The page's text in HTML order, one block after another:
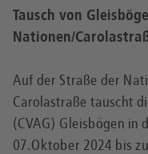
Tausch von
Nationen/
Auf der Straße der
Carolastraße tauscht
(CVAG) Gleisbögen in
07.Oktober 2024 bis